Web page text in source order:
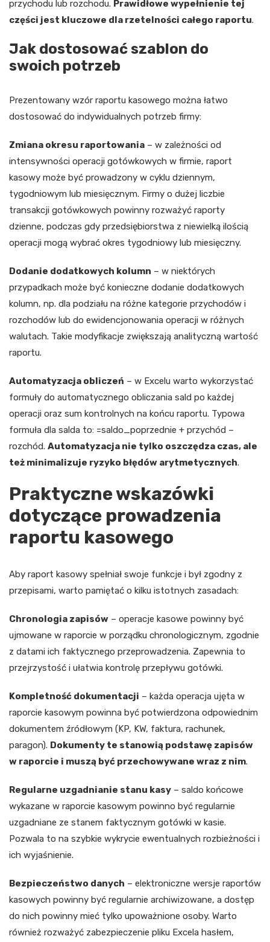
przychodu lub rozchodu. Prawidłowe wypełnienie tej
części jest kluczowe dla rzetelności całego raportu.
Jak dostosować szablon do
swoich potrzeb
Prezentowany wzór raportu kasowego można łatwo
dostosować do indywidualnych potrzeb firmy:
Zmiana okresu raportowania – w zależności od
intensywności operacji gotówkowych w firmie, raport
kasowy może być prowadzony w cyklu dziennym,
tygodniowym lub miesięcznym. Firmy o dużej liczbie
transakcji gotówkowych powinny rozważyć raporty
dzienne, podczas gdy przedsiębiorstwa z niewielką ilością
operacji mogą wybrać okres tygodniowy lub miesięczny.
Dodanie dodatkowych kolumn – w niektórych
przypadkach może być konieczne dodanie dodatkowych
kolumn, np. dla podziału na różne kategorie przychodów i
rozchodów lub do ewidencjonowania operacji w różnych
walutach. Takie modyfikacje zwiększają analityczną wartość
raportu.
Automatyzacja obliczeń – w Excelu warto wykorzystać
formuły do automatycznego obliczania sald po każdej
operacji oraz sum kontrolnych na końcu raportu. Typowa
formuła dla salda to: =saldo_poprzednie + przychód –
rozchód. Automatyzacja nie tylko oszczędza czas, ale
też minimalizuje ryzyko błędów arytmetycznych.
Praktyczne wskazówki
dotyczące prowadzenia
raportu kasowego
Aby raport kasowy spełniał swoje funkcje i był zgodny z
przepisami, warto pamiętać o kilku istotnych zasadach:
Chronologia zapisów – operacje kasowe powinny być
ujmowane w raporcie w porządku chronologicznym, zgodnie
z datami ich faktycznego przeprowadzenia. Zapewnia to
przejrzystość i ułatwia kontrolę przepływu gotówki.
Kompletność dokumentacji – każda operacja ujęta w
raporcie kasowym powinna być potwierdzona odpowiednim
dokumentem źródłowym (KP, KW, faktura, rachunek,
paragon). Dokumenty te stanowią podstawę zapisów
w raporcie i muszą być przechowywane wraz z nim.
Regularne uzgadnianie stanu kasy – saldo końcowe
wykazane w raporcie kasowym powinno być regularnie
uzgadniane ze stanem faktycznym gotówki w kasie.
Pozwala to na szybkie wykrycie ewentualnych rozbieżności i
ich wyjaśnienie.
Bezpieczeństwo danych – elektroniczne wersje raportów
kasowych powinny być regularnie archiwizowane, a dostęp
do nich powinny mieć tylko upoważnione osoby. Warto
również rozważyć zabezpieczenie pliku Excela hasłem,